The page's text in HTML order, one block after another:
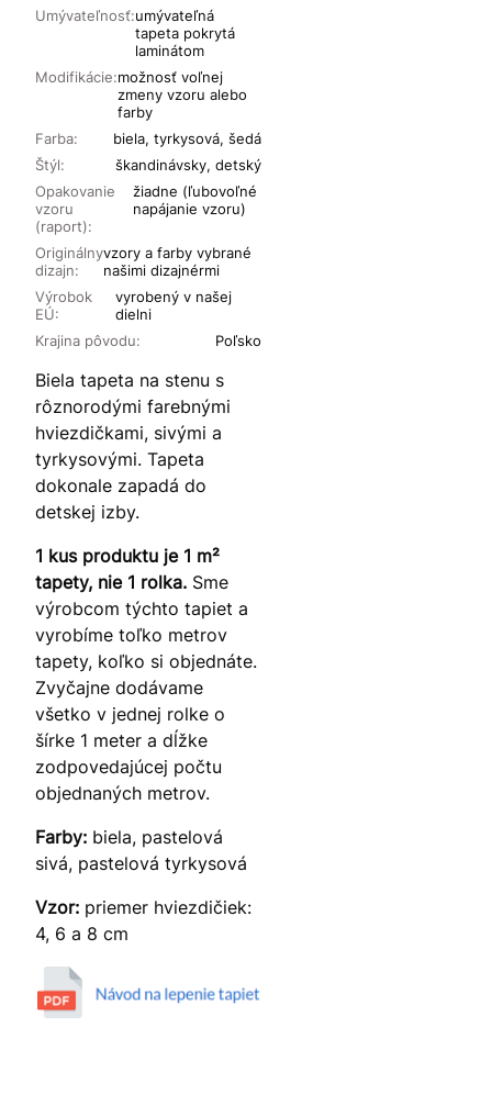
Umývateľnosť:umývateľná
tapeta pokrytá
laminátom
Modifikácie:možnosť voľnej
zmeny vzoru alebo
farby
Farba:
biela, tyrkysová, šedá
Opakovanie
vzoru
(raport):
žiadne (ľubovoľné
napájanie vzoru)
Originálny
dizajn:
vzory a farby vybrané
našimi dizajnérmi
Výrobok
EÚ:
vyrobený v našej
dielni
Štýl: škandinávsky, detský
Krajina pôvodu: Poľsko
Biela tapeta na stenu s
rôznorodými farebnými
hviezdičkami, sivými a
tyrkysovými. Tapeta
dokonale zapadá do
detskej izby.
1 kus produktu je 1 m²
tapety, nie 1 rolka. Sme
výrobcom týchto tapiet a
vyrobíme toľko metrov
tapety, koľko si objednáte.
Zvyčajne dodávame
všetko v jednej rolke o
šírke 1 meter a dĺžke
zodpovedajúcej počtu
objednaných metrov.
Farby: biela, pastelová
sivá, pastelová tyrkysová
Vzor: priemer hviezdičiek:
4, 6 a 8 cm